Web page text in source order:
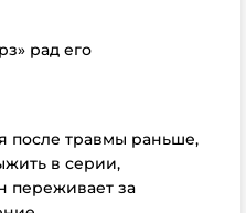
рад его
после травмы раньше,
в серии,
переживает за